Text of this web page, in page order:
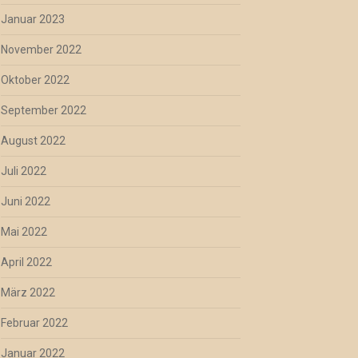
Januar 2023
November 2022
Oktober 2022
September 2022
August 2022
Juli 2022
Juni 2022
Mai 2022
April 2022
März 2022
Februar 2022
Januar 2022